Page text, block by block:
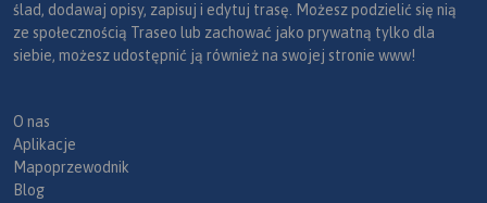
ślad, dodawaj opisy, zapisuj i edytuj trasę. Możesz podzielić się nią
ze społecznością Traseo lub zachować jako prywatną tylko dla
siebie, możesz udostępnić ją również na swojej stronie www!
O nas
Aplikacje
Mapoprzewodnik
Blog